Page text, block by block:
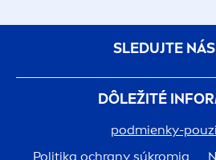
DÔLEŽITÉ
podmienky-
Politika ochrany súkromia
SLEDUJTE